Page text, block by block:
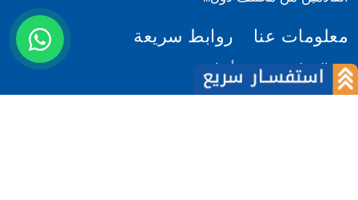
معلومات عنا
عن الشركة
فريقنا
روابط سريعة
أخبار
المدونة